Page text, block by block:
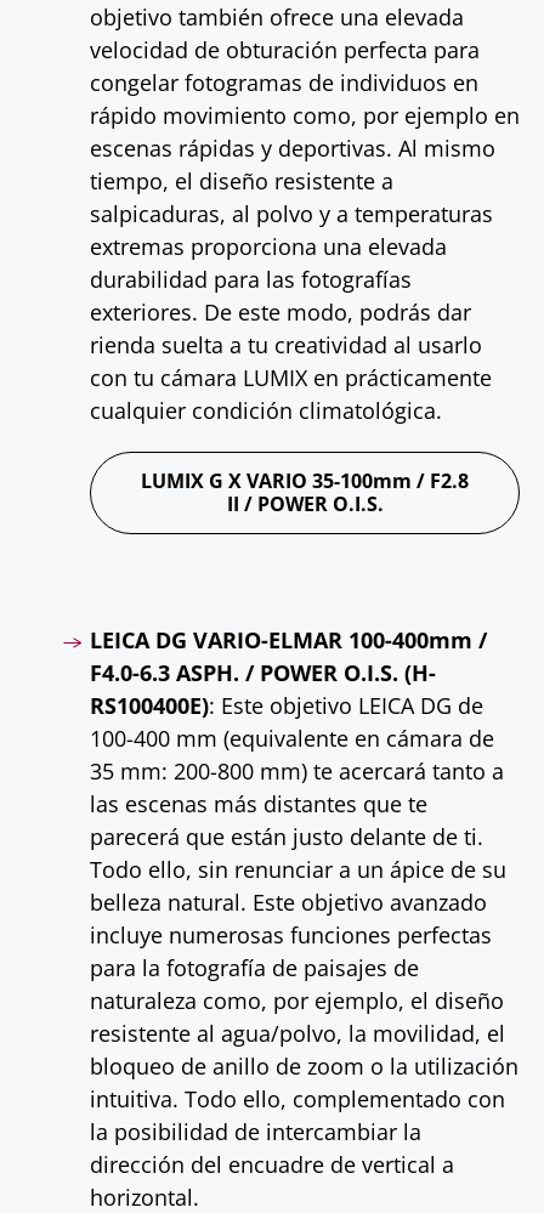
objetivo también ofrece una elevada
velocidad de obturación perfecta para
congelar fotogramas de individuos en
rápido movimiento como, por ejemplo en
escenas rápidas y deportivas. Al mismo
tiempo, el diseño resistente a
salpicaduras, al polvo y a temperaturas
extremas proporciona una elevada
durabilidad para las fotografías
exteriores. De este modo, podrás dar
rienda suelta a tu creatividad al usarlo
con tu cámara LUMIX en prácticamente
cualquier condición climatológica.
LUMIX G X VARIO 35-100mm / F2.8
II / POWER O.I.S.
LEICA DG VARIO-ELMAR 100-400mm /
F4.0-6.3 ASPH. / POWER O.I.S. (H-
RS100400E): Este objetivo LEICA DG de
100-400 mm (equivalente en cámara de
35 mm: 200-800 mm) te acercará tanto a
las escenas más distantes que te
parecerá que están justo delante de ti.
Todo ello, sin renunciar a un ápice de su
belleza natural. Este objetivo avanzado
incluye numerosas funciones perfectas
para la fotografía de paisajes de
naturaleza como, por ejemplo, el diseño
resistente al agua/polvo, la movilidad, el
bloqueo de anillo de zoom o la utilización
intuitiva. Todo ello, complementado con
la posibilidad de intercambiar la
dirección del encuadre de vertical a
horizontal.